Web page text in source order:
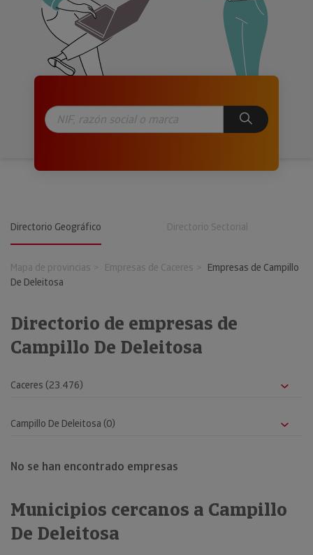
Directorio Geográfico Directorio Sectorial
Mapa de provincias Empresas de Caceres
Empresas de Campillo
De Deleitosa
Directorio de empresas de
Campillo De Deleitosa
No se han encontrado empresas
Municipios cercanos a Campillo
De Deleitosa